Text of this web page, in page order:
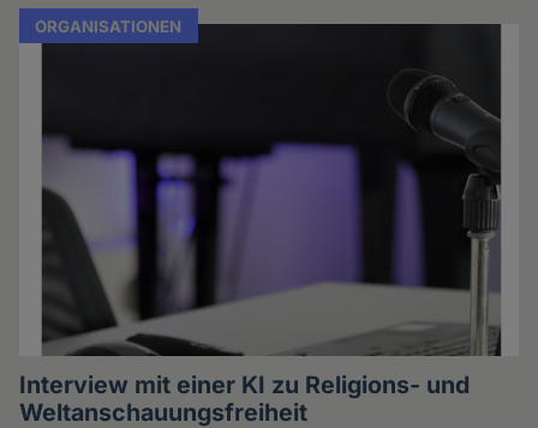
ORGANISATIONEN
Interview mit einer KI zu Religions- und
Weltanschauungsfreiheit